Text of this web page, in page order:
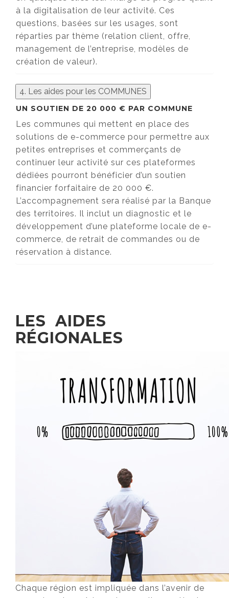
à la digitalisation de leur activité. Ces
questions, basées sur les usages, sont
réparties par thème (relation client, offre,
management de l’entreprise, modèles de
création de valeur).
4. Les aides pour les COMMUNES
UN SOUTIEN DE 20 000 € PAR COMMUNE
Les communes qui mettent en place des
solutions de e-commerce pour permettre aux
petites entreprises et commerçants de
continuer leur activité sur ces plateformes
dédiées pourront bénéficier d’un soutien
financier forfaitaire de 20 000 €.
L’accompagnement sera réalisé par la Banque
des territoires. Il inclut un diagnostic et le
développement d’une plateforme locale de e-
commerce, de retrait de commandes ou de
réservation à distance.
LES AIDES
RÉGIONALES
Chaque région est impliquée dans l’avenir de